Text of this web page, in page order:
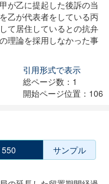
が乙に提起した後訴の当
乙が代表者をしている丙
て居住しているとの抗弁
理論を採用しなかった事
引用形式で表示
総ページ数：1
開始ページ位置：106
550 サンプル